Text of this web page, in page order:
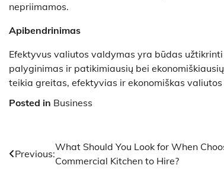
nepriimamos.
Apibendrinimas
Efektyvus valiutos valdymas yra būdas
palyginimas ir patikimiausių bei
teikia greitas, efektyvias ir ekonomiškas
Posted in Business
Post
Previous:
What Should You Look for When
Commercial Kitchen to Hire?